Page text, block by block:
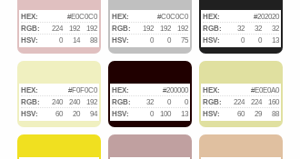
HEX:
#E0C0C0
RGB:
224 192
192
HSV:
0 14 88
HEX:
#C0C0C0
RGB:
192 192
192
HSV:
0 0 75
HEX:
#202020
RGB:
32 32
32
HSV:
0 0 13
HEX:
#F0F0C0
RGB:
240 240
192
HSV:
60 20 94
HEX:
#200000
RGB:
32 0
0
HSV:
0 100 13
HEX:
#E0E0A0
RGB:
224 224
160
HSV:
60 29 88